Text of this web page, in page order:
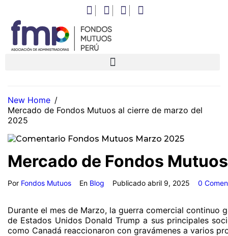
New Home /
Mercado de Fondos Mutuos al cierre de marzo del
2025
Mercado de Fondos
Por Fondos Mutuos En Blog Publicado abril 9, 2025 0
Durante el mes de Marzo, la guerra comercial continuo
de Estados Unidos Donald Trump a sus principales
como Canadá reaccionaron con gravámenes a varios